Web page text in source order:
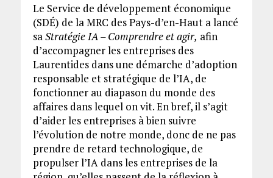
Le Service de développement économique
(SDÉ) de la MRC des Pays-d’en-Haut a lancé
saStratégie IA – Comprendre et agir, afin
d’accompagner les entreprises des
Laurentides dans une démarche d’adoption
responsable et stratégique de l’IA, de
fonctionner au diapason du monde des
affaires dans lequel on vit. En bref, il s’agit
d’aider les entreprises à bien suivre
l’évolution de notre monde, donc de ne pas
prendre de retard technologique, de
propulser l’IA dans les entreprises de la